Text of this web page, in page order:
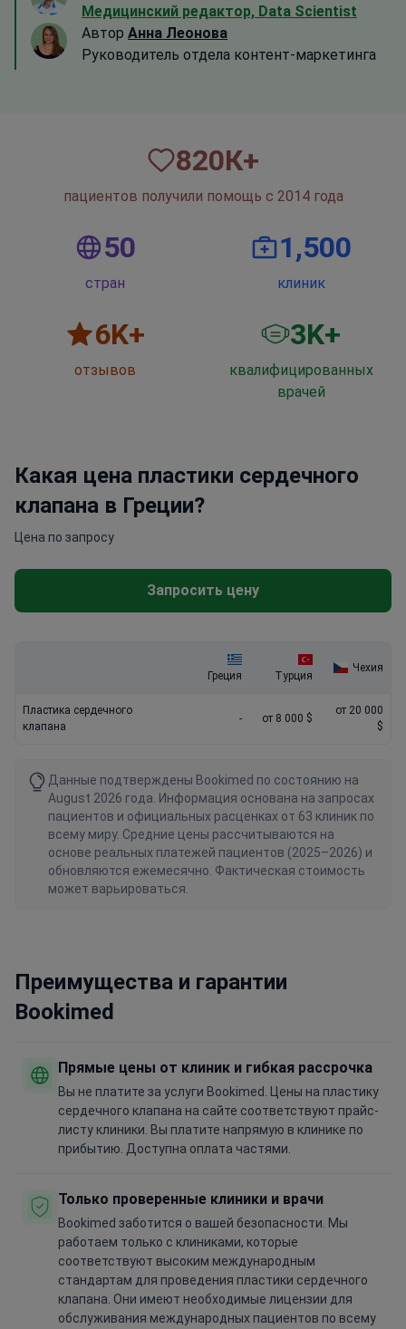
Медицинский редактор, Data Scientist
Автор Анна Леонова
Руководитель отдела контент-маркетинга
820К+
пациентов получили помощь с 2014 года
50
стран
1,500
клиник
6K+
отзывов
3K+
квалифицированных
врачей
Какая цена пластики сердечного
клапана в Греции?
Цена по запросу
Запросить цену
Греция Турция
Чехия
Пластика сердечного
клапана
- от 8 000 $
от 20 000
$
Данные подтверждены Bookimed по состоянию на
August 2026 года. Информация основана на запросах
пациентов и официальных расценках от 63 клиник по
всему миру. Средние цены рассчитываются на
основе реальных платежей пациентов (2025–2026) и
обновляются ежемесячно. Фактическая стоимость
может варьироваться.
Преимущества и гарантии
Bookimed
Прямые цены от клиник и гибкая рассрочка
Вы не платите за услуги Bookimed. Цены на пластику
сердечного клапана на сайте соответствуют прайс-
листу клиники. Вы платите напрямую в клинике по
прибытию. Доступна оплата частями.
Только проверенные клиники и врачи
Bookimed заботится о вашей безопасности. Мы
работаем только с клиниками, которые
соответствуют высоким международным
стандартам для проведения пластики сердечного
клапана. Они имеют необходимые лицензии для
обслуживания международных пациентов по всему